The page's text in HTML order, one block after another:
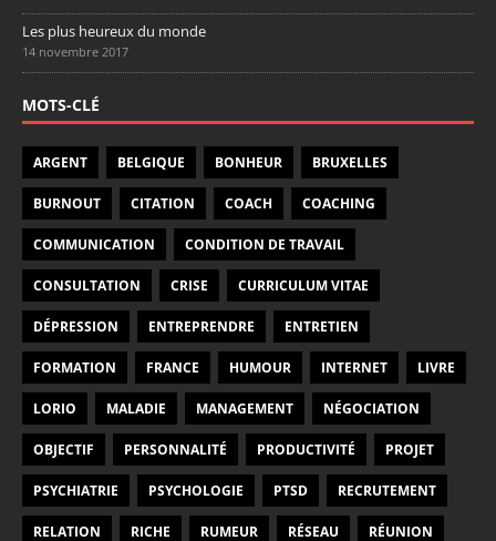
Les plus heureux du monde
14 novembre 2017
MOTS-CLÉ
ARGENT BELGIQUE BONHEUR BRUXELLES
BURNOUT CITATION COACH COACHING
COMMUNICATION CONDITION DE TRAVAIL
CONSULTATION CRISE CURRICULUM VITAE
DÉPRESSION ENTREPRENDRE ENTRETIEN
FORMATION FRANCE HUMOUR INTERNET LIVRE
LORIO MALADIE MANAGEMENT NÉGOCIATION
OBJECTIF PERSONNALITÉ PRODUCTIVITÉ PROJET
PSYCHIATRIE PSYCHOLOGIE PTSD RECRUTEMENT
RELATION RICHE RUMEUR RÉSEAU RÉUNION